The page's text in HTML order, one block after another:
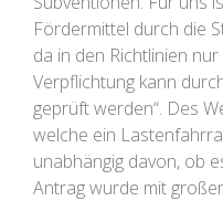
Fördermittel durch die
da in den Richtlinien
Verpflichtung kann
geprüft werden“. Des
welche ein
unabhängig davon, ob
Antrag wurde mit